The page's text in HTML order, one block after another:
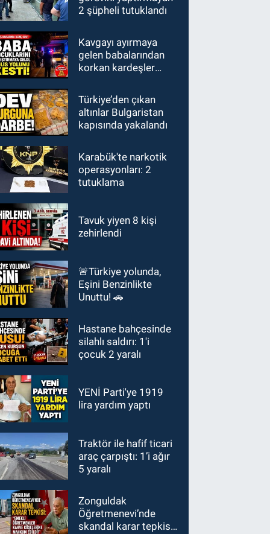
2 şüpheli tutuklandı
Kavgayı ayırmaya
gelen babalarından
korkan kardeşler
bizi vuracak"
Türkiye’den çıkan
altınlar Bulgaristan
kapısında yakalandı
Karabük'te narkotik
operasyonları: 2
tutuklama
Tavuk yiyen 8 kişi
zehirlendi
🚨Türkiye yolunda,
Eşini Benzinlikte
Unuttu! 🚗
Hastane bahçesinde
silahlı saldırı: 1'i
çocuk 2 yaralı
YENİ Parti'ye 1919
lira yardım yaptı
Traktör ile hafif ticari
araç çarpıştı: 1’i ağır
5 yaralı
Zonguldak
Öğretmenevi’nde
skandal karar tepkisi: